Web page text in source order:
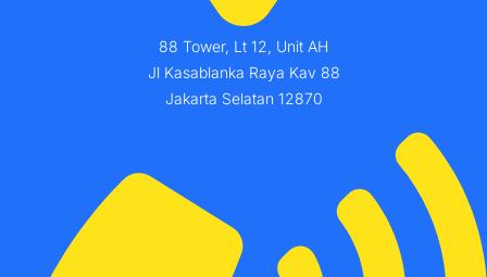
88 Tower, Lt 12, Unit AH
Jl Kasablanka Raya Kav 88
Jakarta Selatan 12870